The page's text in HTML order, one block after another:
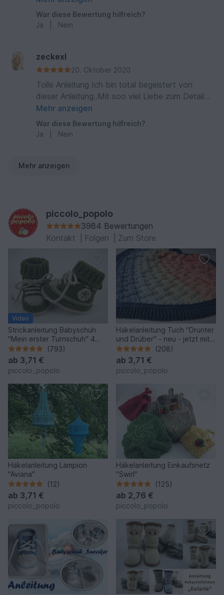
habe die Autorin angeschrieben. Ich habe
ratzfatz eine Antwort bekommen, die mein
freu mich schon auf das Ergebnis und die
Gesichter meiner Enkelkinder. Die Socken sind ja
diese wunderbare Anleitung und die schnelle
Hilfe 👍😊 Michaela
War diese Bewertung hilfreich?
Ja
Nein
zeckexl
20. Oktober 2020
Tolle Anleitung Ich bin total begeistert von
dieser Anleitung..Mit soo viel Liebe zum Detail😍.
Da werde ich auf jeden Fall noch weitere
Anleitung kaufen.
Mehr anzeigen
War diese Bewertung hilfreich?
Ja
Nein
Mehr anzeigen
piccolo_popolo
3984 Bewertungen
Kontakt
Folgen Zum Store
Video
Strickanleitung Babyschuh
"Mein erster Turnschuh" 4
Größen, mit Video
(793)
ab 3,71 €
piccolo_popolo
Häkelanleitung Tuch "Drunter
und Drüber" - neu - jetzt mit
zwei Tuchformen
(208)
ab 3,71 €
piccolo_popolo
Häkelanleitung Lampion
"Aviana"
(12)
ab 3,71 €
piccolo_popolo
Häkelanleitung Einkaufsnetz
"Swirl"
(125)
ab 2,76 €
piccolo_popolo